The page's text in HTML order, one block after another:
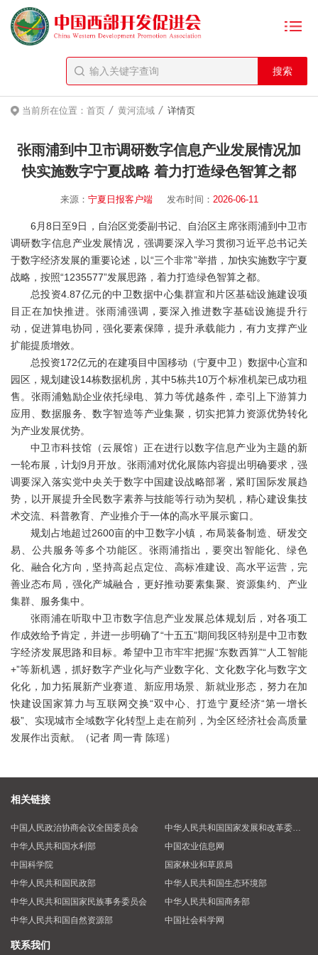
当前所在位置： 首页 / 黄河流域 / 详情页
张雨浦到中卫市调研数字信息产业发展情况加
快实施数字宁夏战略 着力打造绿色智算之都
来源： 宁夏日报客户端 发布时间： 2026-06-11
6月8日至9日，自治区党委副书记、自治区主席张雨浦到中卫市
调研数字信息产业发展情况，强调要深入学习贯彻习近平总书记关
于数字经济发展的重要论述，以“三个非常”举措，加快实施数字宁夏
战略，按照“1235577”发展思路，着力打造绿色智算之都。
总投资4.87亿元的中卫数据中心集群宣和片区基础设施建设项
目正在加快推进。张雨浦强调，要深入推进数字基础设施提升行
动，促进算电协同，强化要素保障，提升承载能力，有力支撑产业
扩能提质增效。
总投资172亿元的在建项目中国移动（宁夏中卫）数据中心宣和
园区，规划建设14栋数据机房，其中5栋共10万个标准机架已成功租
售。张雨浦勉励企业依托绿电、算力等优越条件，牵引上下游算力
应用、数据服务、数字智造等产业集聚，切实把算力资源优势转化
为产业发展优势。
中卫市科技馆（云展馆）正在进行以数字信息产业为主题的新
一轮布展，计划9月开放。张雨浦对优化展陈内容提出明确要求，强
调要深入落实党中央关于数字中国建设战略部署，紧盯国际发展趋
势，以开展提升全民数字素养与技能等行动为契机，精心建设集技
术交流、科普教育、产业推介于一体的高水平展示窗口。
规划占地超过2600亩的中卫数字小镇，布局装备制造、研发交
易、公共服务等多个功能区。张雨浦指出，要突出智能化、绿色
化、融合化方向，坚持高起点定位、高标准建设、高水平运营，完
善业态布局，强化产城融合，更好推动要素集聚、资源集约、产业
集群、服务集中。
张雨浦在听取中卫市数字信息产业发展总体规划后，对各项工
作成效给予肯定，并进一步明确了“十五五”期间我区特别是中卫市数
字经济发展思路和目标。希望中卫市牢牢把握“东数西算”“人工智能
+”等新机遇，抓好数字产业化与产业数字化、文化数字化与数字文
化化，加力拓展新产业赛道、新应用场景、新就业形态，努力在加
快建设国家算力与互联网交换“双中心、打造宁夏经济“第一增长
极”、实现城市全域数字化转型上走在前列，为全区经济社会高质量
发展作出贡献。（记者 周一青 陈瑶）
相关链接
中国人民政治协商会议全国委员会
中华人民共和国国家发展和改革委员会
中华人民共和国水利部
中国农业信息网
中国科学院
国家林业和草原局
中华人民共和国民政部
中华人民共和国生态环境部
中华人民共和国国家民族事务委员会
中华人民共和国商务部
中华人民共和国自然资源部
中国社会科学网
联系我们